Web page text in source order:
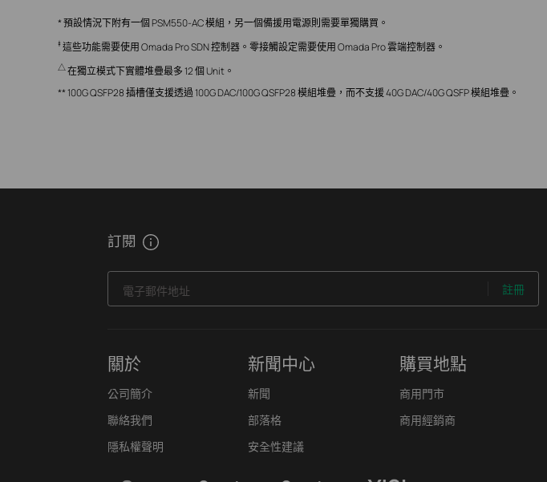
* 預設情況下附有一個 PSM550-AC 模組，另一個備援用電源則需要單獨購買。
‡這些功能需要使用 Omada Pro SDN 控制器。零接觸設定需要使用 Omada Pro 雲端控制器。
△在獨立模式下實體堆疊最多 12 個 Unit。
** 100G QSFP28 插槽僅支援透過 100G DAC/100G QSFP28 模組堆疊，而不支援 40G DAC/40G QSFP 模組堆疊。
訂閱
電子郵件地址 註冊
關於
公司簡介
聯絡我們
隱私權聲明
新聞中心
新聞
部落格
安全性建議
購買地點
商用門市
商用經銷商